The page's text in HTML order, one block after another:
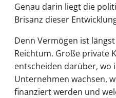
Genau darin liegt die
Brisanz dieser
Denn Vermögen ist
Reichtum. Große private
entscheiden darüber, wo
Unternehmen wachsen,
finanziert werden und